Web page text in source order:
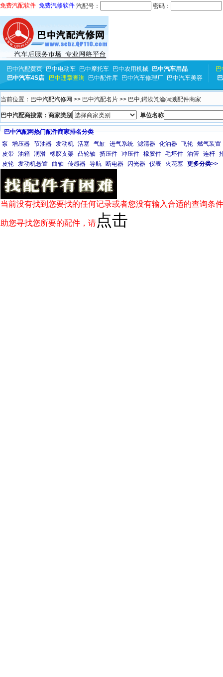
免费汽配软件 免费汽修软件 汽配号： 密码：
巴中汽配黄页 巴中电动车 巴中摩托车 巴中农用机械
巴中汽车用品
巴中汽车4S店
巴中违章查询 巴中配件库 巴中汽车修理厂 巴中汽车美容
当前位置： 巴中汽配汽修网 >> 巴中汽配名片 >> 巴中,鍔涘竼瀹㈣溅配件商家
巴中汽配商搜索：商家类别 单位名称
巴中汽配网热门配件商家排名分类
泵
增压器 节油器 发动机 活塞 气缸 进气系统 滤清器 化油器 飞轮 燃气装置
皮带 油箱 润滑 橡胶支架 凸轮轴 挤压件 冲压件 橡胶件 毛坯件 油管 连杆
皮轮 发动机悬置 曲轴 传感器 导航 断电器 闪光器 仪表 火花塞 更多分类>>
当前没有找到您要找的任何记录或者您没有输入合适的查询条
助您寻找您所要的配件，请 点击